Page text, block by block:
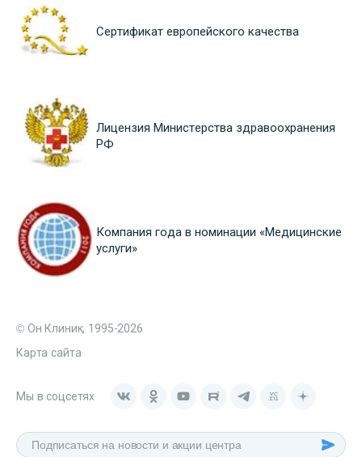
Сертификат европейского качества
Лицензия Министерства здравоохранения
РФ
Компания года в номинации «Медицинские
услуги»
© Он Клиник, 1995-2026
Карта сайта
Мы в соцсетях